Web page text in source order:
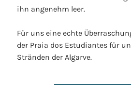
ihn angenehm leer.
Für uns eine echte
der Praia dos Estudiantes für
Stränden der Algarve.